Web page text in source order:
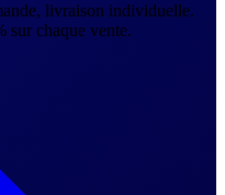
livraison individuelle.
sur chaque vente.